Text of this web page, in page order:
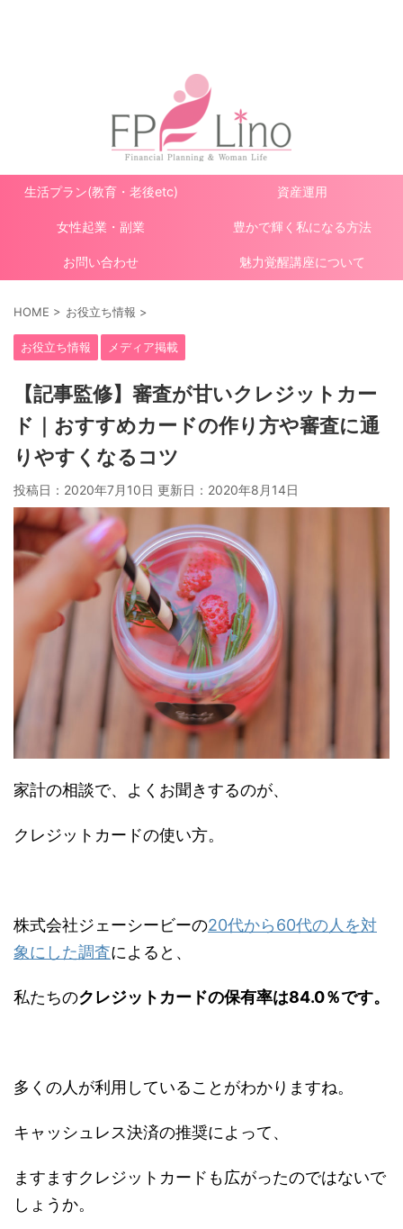
生活プラン(教育・老後etc) 資産運用
女性起業・副業 豊かで輝く私になる方法
お問い合わせ 魅力覚醒講座について
HOME > お役立ち情報 >
お役立ち情報 メディア掲載
【記事監修】審査が甘いクレジットカー
ド｜おすすめカードの作り方や審査に通
りやすくなるコツ
投稿日：2020年7月10日 更新日： 2020年8月14日
家計の相談で、よくお聞きするのが、
クレジットカードの使い方。
株式会社ジェーシービーの20代から60代の人を対
象にした調査によると、
私たちのクレジットカードの保有率は84.0％です。
多くの人が利用していることがわかりますね。
キャッシュレス決済の推奨によって、
ますますクレジットカードも広がったのではないで
しょうか。